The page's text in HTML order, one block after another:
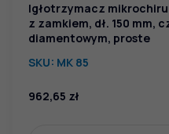
Igłotrzymacz
z zamkiem, dł. 150 mm,
diamentowym, proste
SKU: MK 85
962,65 zł